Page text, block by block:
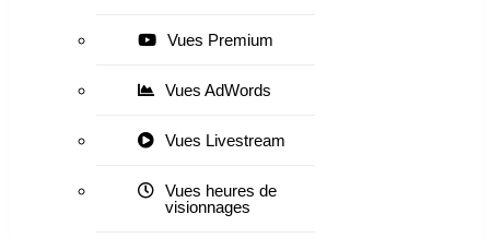
Vues Premium
Vues AdWords
Vues Livestream
Vues heures de
visionnages